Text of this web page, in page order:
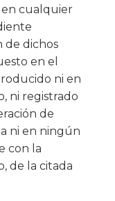
en cualquier
de dichos
en el
ni en
ni registrado
de
ni en ningún
con la
de la citada